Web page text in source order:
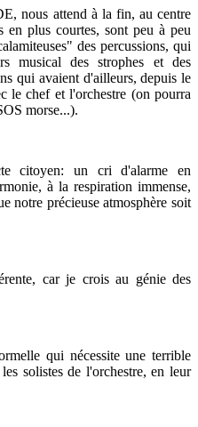
nous attend à la fin, au centre
en plus courtes, sont peu à peu
des percussions, qui
musical des strophes et des
qui avaient d'ailleurs, depuis le
le chef et l'orchestre (on pourra
morse...).
citoyen: un cri d'alarme en
à la respiration immense,
notre précieuse atmosphère soit
car je crois au génie des
qui nécessite une terrible
solistes de l'orchestre, en leur